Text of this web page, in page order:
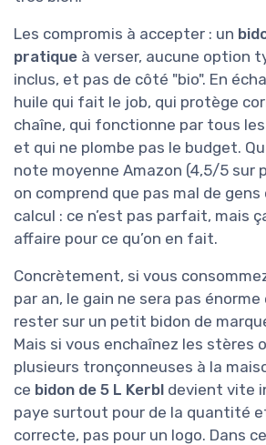
Les compromis à accepter : un
pratique à verser, aucune option
inclus, et pas de côté "bio". En
huile qui fait le job, qui protège
chaîne, qui fonctionne par tous
et qui ne plombe pas le budget.
note moyenne Amazon (4,5/5 sur
on comprend que pas mal de
calcul : ce n’est pas parfait, mais
affaire pour ce qu’on en fait.
Concrètement, si vous
par an, le gain ne sera pas
rester sur un petit bidon de
Mais si vous enchaînez les stères
plusieurs tronçonneuses à la
ce bidon de 5 L Kerbl devient vite
paye surtout pour de la quantité
correcte, pas pour un logo. Dans